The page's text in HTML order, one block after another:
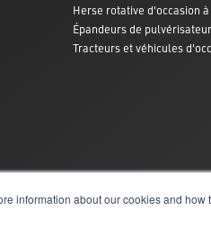
information about our cookies and how
Herse rotative d'occasion
Épandeurs de
Tracteurs et véhicules